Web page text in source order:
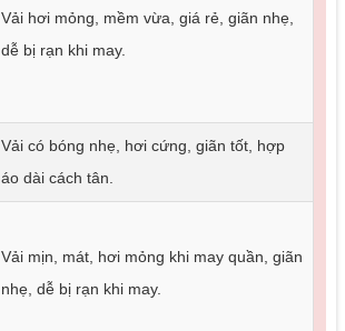
Vải hơi mỏng, mềm vừa, giá rẻ, giãn nhẹ,
dễ bị rạn khi may.
Vải có bóng nhẹ, hơi cứng, giãn tốt, hợp
áo dài cách tân.
Vải mịn, mát, hơi mỏng khi may quần, giãn
nhẹ, dễ bị rạn khi may.